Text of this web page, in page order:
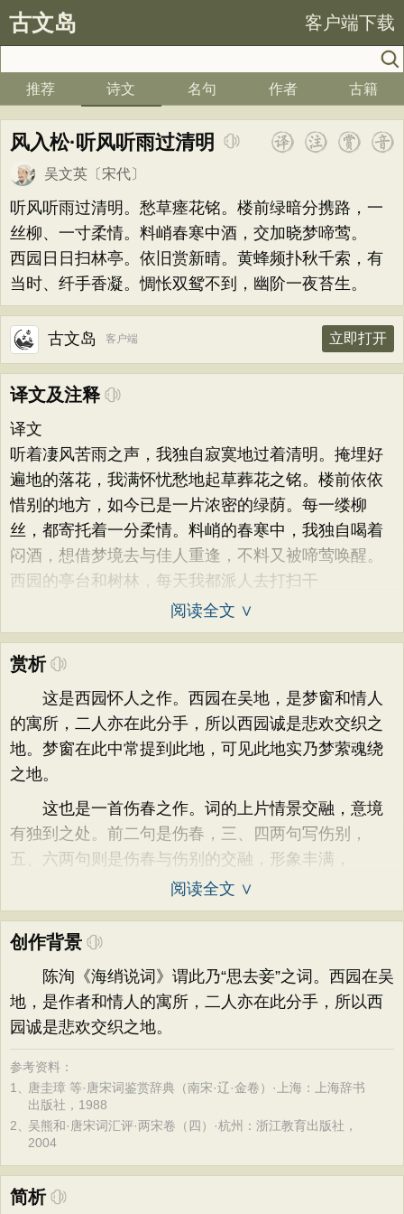
古文岛 客户端下载
推荐 诗文 名句 作者 古籍
风入松·听风听雨过清明
吴文英 〔宋代〕
听风听雨过清明。愁草瘗花铭。楼前绿暗分携路，一
丝柳、一寸柔情。料峭春寒中酒，交加晓梦啼莺。
西园日日扫林亭。依旧赏新晴。黄蜂频扑秋千索，有
当时、纤手香凝。惆怅双鸳不到，幽阶一夜苔生。
古文岛 客户端 立即打开
译文及注释
译文
听着凄风苦雨之声，我独自寂寞地过着清明。掩埋好
遍地的落花，我满怀忧愁地起草葬花之铭。楼前依依
惜别的地方，如今已是一片浓密的绿荫。每一缕柳
丝，都寄托着一分柔情。料峭的春寒中，我独自喝着
闷酒，想借梦境去与佳人重逢，不料又被啼莺唤醒。
西园的亭台和树林，每天我都派人去打扫干
阅读全文 ∨
赏析
这是西园怀人之作。西园在吴地，是梦窗和情人
的寓所，二人亦在此分手，所以西园诚是悲欢交织之
地。梦窗在此中常提到此地，可见此地实乃梦萦魂绕
之地。
这也是一首伤春之作。词的上片情景交融，意境
有独到之处。前二句是伤春，三、四两句写伤别，
五、六两句则是伤春与伤别的交融，形象丰满，
阅读全文 ∨
创作背景
陈洵《海绡说词》谓此乃“思去妾”之词。西园在吴
地，是作者和情人的寓所，二人亦在此分手，所以西
园诚是悲欢交织之地。
参考资料：
1、 唐圭璋 等·唐宋词鉴赏辞典（南宋·辽·金卷）·上海：上海辞书
出版社，1988
2、吴熊和·唐宋词汇评·两宋卷（四）·杭州：浙江教育出版社，
2004
简析